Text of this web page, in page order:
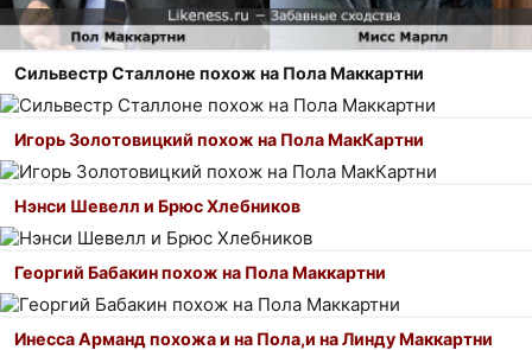
Сильвестр Сталлоне похож на Пола Маккартни
Игорь Золотовицкий похож на Пола МакКартни
Нэнси Шевелл и Брюс Хлебников
Георгий Бабакин похож на Пола Маккартни
Инесса Арманд похожа и на Пола,и на Линду Маккартни